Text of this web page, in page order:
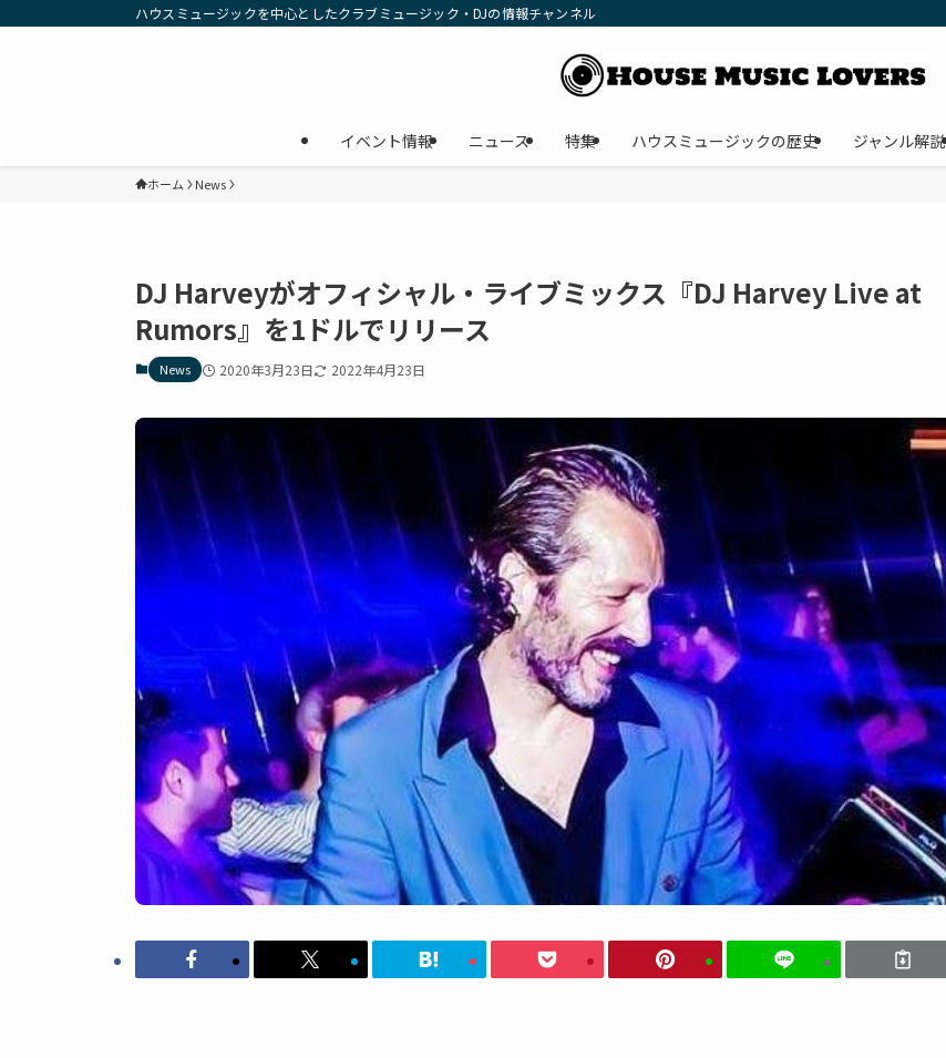
ハウスミュージックを中心としたクラブミュージック・DJの情報チャンネル
イベント情報 ニュース 特集 ハウスミュージックの歴史 ジャンル解説
ホーム News
DJ Harveyがオフィシャル・ライブミックス『DJ Harvey Live at
Rumors』を1ドルでリリース
News 2020年3月23日 2022年4月23日